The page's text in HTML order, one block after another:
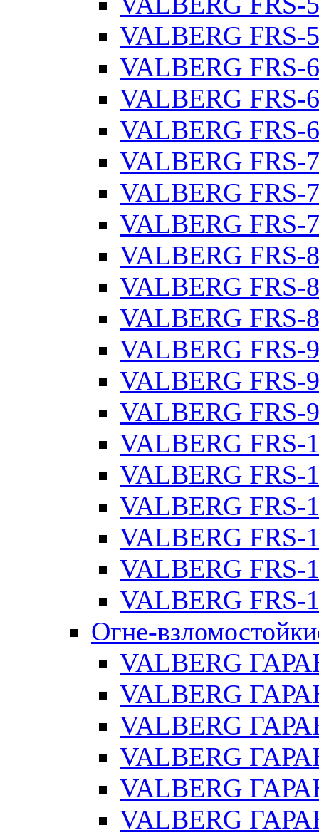
VALBERG FRS-
VALBERG FRS-
VALBERG FRS-
VALBERG FRS-
VALBERG FRS-
VALBERG FRS-
VALBERG FRS-
VALBERG FRS-
VALBERG FRS-
VALBERG FRS-
VALBERG FRS-
VALBERG FRS-
VALBERG FRS-
VALBERG FRS-
VALBERG FRS-
VALBERG FRS-
VALBERG FRS-
VALBERG FRS-
VALBERG FRS-
Огне-
VALBERG
VALBERG
VALBERG
VALBERG
VALBERG
VALBERG